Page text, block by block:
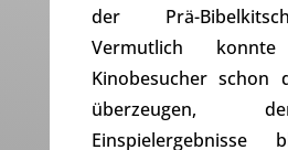
der Prä-
Vermutlich
Kinobesucher schon
überzeugen,
Einspielergebnisse